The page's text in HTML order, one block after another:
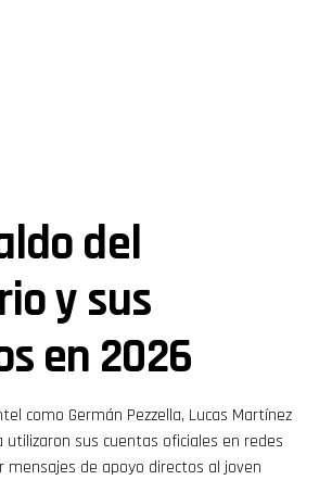
del
y sus
en 2026
como Germán Pezzella, Lucas Martínez
utilizaron sus cuentas oficiales en redes
mensajes de apoyo directos al joven